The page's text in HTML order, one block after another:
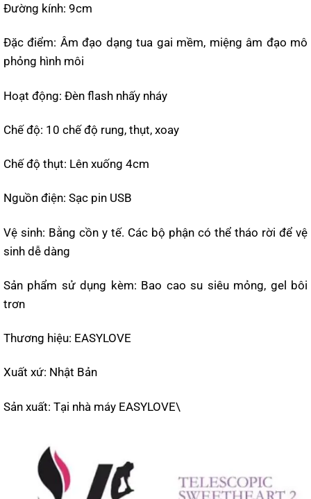
Đường kính: 9cm
Đặc điểm: Âm đạo dạng tua gai mềm, miệng âm đạo mô
phỏng hình môi
Hoạt động: Đèn flash nhấy nháy
Chế độ: 10 chế độ rung, thụt, xoay
Chế độ thụt: Lên xuống 4cm
Nguồn điện: Sạc pin USB
Vệ sinh: Bằng cồn y tế. Các bộ phận có thể tháo rời để vệ
sinh dễ dàng
Sản phẩm sử dụng kèm: Bao cao su siêu mỏng, gel bôi
trơn
Thương hiệu: EASYLOVE
Xuất xứ: Nhật Bản
Sản xuất: Tại nhà máy EASYLOVE\